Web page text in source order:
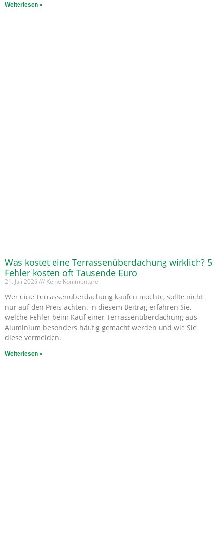
Weiterlesen »
Was kostet eine Terrassenüberdachung wirklich? 5
Fehler kosten oft Tausende Euro
21. Juli 2026 Keine Kommentare
Wer eine Terrassenüberdachung kaufen möchte, sollte nicht
nur auf den Preis achten. In diesem Beitrag erfahren Sie,
welche Fehler beim Kauf einer Terrassenüberdachung aus
Aluminium besonders häufig gemacht werden und wie Sie
diese vermeiden.
Weiterlesen »